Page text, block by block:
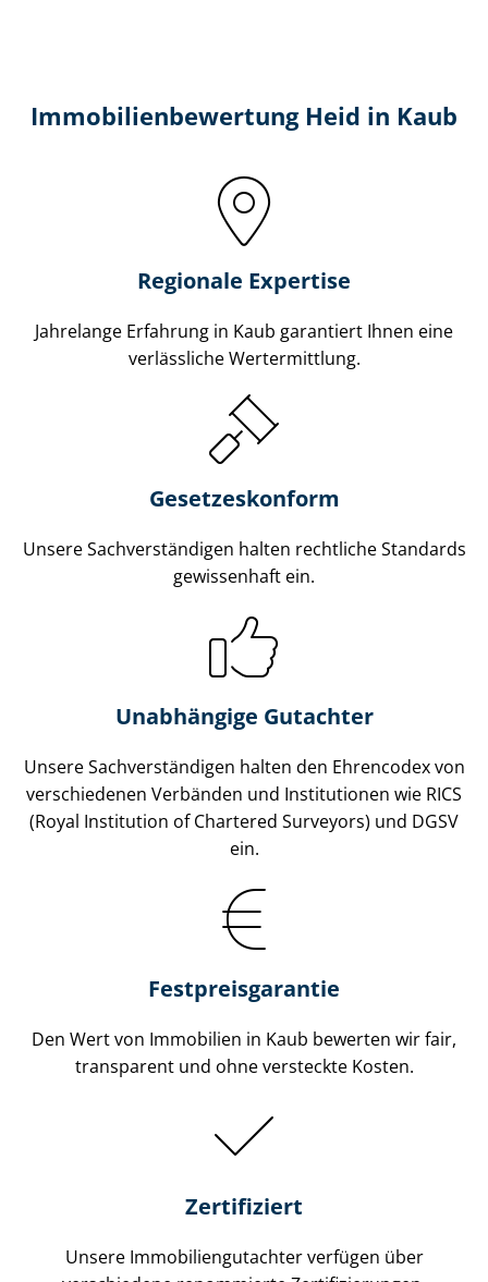
Immobilien­bewertung Heid in Kaub
Regionale Expertise
Jahrelange Erfahrung in Kaub garantiert Ihnen eine
verlässliche Wertermittlung.
Gesetzes­konform
Unsere Sach­ver­stän­di­gen halten rechtliche Standards
gewissenhaft ein.
Unabhängige Gutachter
Unsere Sach­ver­stän­di­gen halten den Ehrencodex von
verschiedenen Verbänden und Institutionen wie RICS
(Royal Institution of Chartered Surveyors) und DGSV
ein.
Festpreis​garantie
Den Wert von Immobilien in Kaub bewerten wir fair,
transparent und ohne versteckte Kosten.
Zertifiziert
Unsere Immobilien­gutachter verfügen über